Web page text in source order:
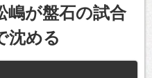
嶋が盤石の試合
沈める